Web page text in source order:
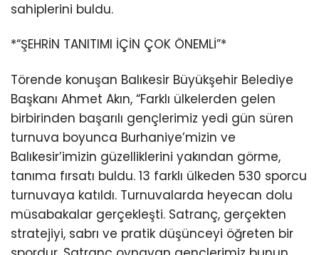
sahiplerini buldu.
*“ŞEHRİN TANITIMI İÇİN ÇOK ÖNEMLİ”*
Törende konuşan Balıkesir Büyükşehir Belediye
Başkanı Ahmet Akın, “Farklı ülkelerden gelen
birbirinden başarılı gençlerimiz yedi gün süren
turnuva boyunca Burhaniye’mizin ve
Balıkesir’imizin güzelliklerini yakından görme,
tanıma fırsatı buldu. 13 farklı ülkeden 530 sporcu
turnuvaya katıldı. Turnuvalarda heyecan dolu
müsabakalar gerçekleşti. Satranç, gerçekten
stratejiyi, sabrı ve pratik düşünceyi öğreten bir